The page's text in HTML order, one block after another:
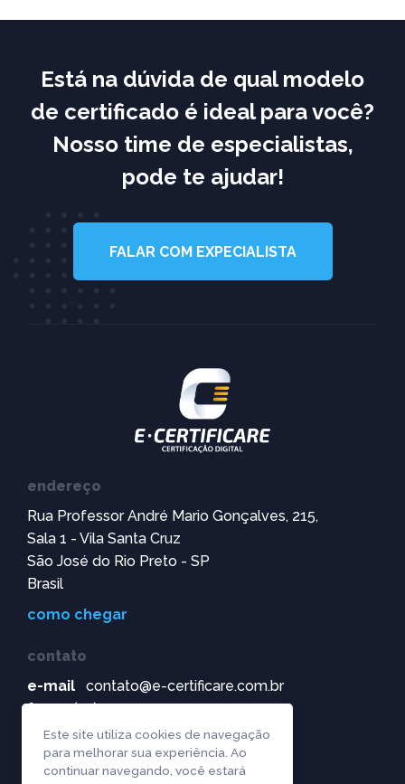
Está na dúvida de qual modelo
de certificado é ideal para você?
Nosso time de especialistas,
pode te ajudar!
FALAR COM EXPECIALISTA
endereço
Rua Professor André Mario Gonçalves, 215,
Sala 1 - Vila Santa Cruz
São José do Rio Preto - SP
Brasil
como chegar
contato
e-mail
contato@e-certificare.com.br
fone
(17) 99172-0907
(17) 3304-8071
Este site utiliza cookies de navegação
para melhorar sua experiência. Ao
continuar navegando, você estará